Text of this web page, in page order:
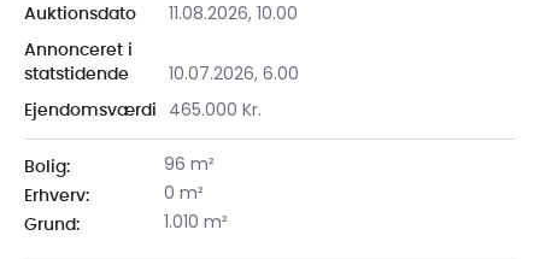
Auktionsdato 11.08.2026, 10.00
Annonceret i
statstidende
10.07.2026, 6.00
Ejendomsværdi 465.000 Kr.
Bolig: 96 m²
Erhverv: 0 m²
Grund: 1.010 m²